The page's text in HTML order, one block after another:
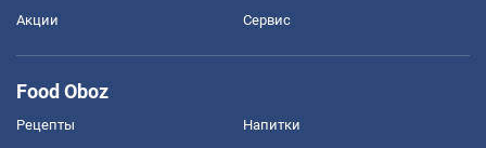
Акции Сервис
Food Oboz
Рецепты Напитки